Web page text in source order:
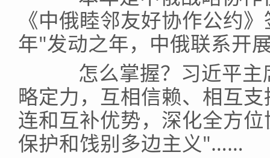
《中俄睦邻友好协作公约
年"发动之年，中俄联系开
怎么掌握？习近平主
略定力，互相信赖、相互
连和互补优势，深化全方
保护和饯别多边主义"……